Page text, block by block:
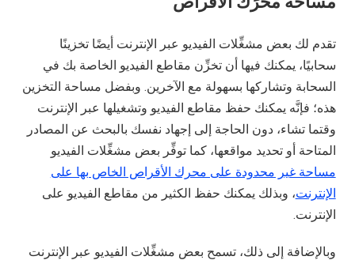
تقدم لك بعض مشغِّلات الفيديو عبر الإنترنت أيضًا تخزينًا
سحابيًا، يمكنك فيها أن تخزِّن مقاطع الفيديو الخاصة بك في
السحابة وتشاركها بسهولة مع الآخرين. وبفضل مساحة التخزين
هذه؛ فإنَّه يمكنك حفظ مقاطع الفيديو وتشغيلها عبر الإنترنت
وقتما تشاء، دون الحاجة إلى إجهاد نفسك بالبحث عن المصادر
المتاحة أو تحديد مواقعها، كما توفِّر بعض مشغِّلات الفيديو
مساحة غير محدودة على محرك الأقراص الخاص بها على
الإنترنت، وبذلك يمكنك حفظ الكثير من مقاطع الفيديو على
الإنترنت.
وبالإضافة إلى ذلك، تسمح بعض مشغِّلات الفيديو عبر الإنترنت